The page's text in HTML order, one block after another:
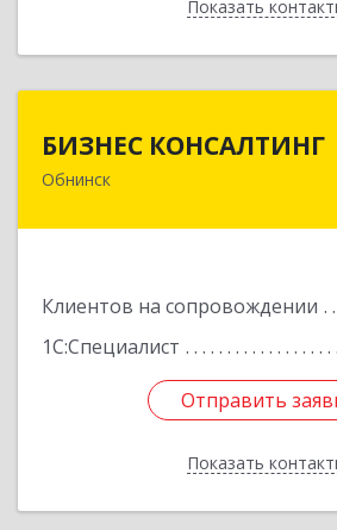
ПоказатьНазад
БИЗНЕС КОНСАЛТИНГ
Обнинск
Клиентов на сопровождении
1С:Специалист
Отправить
Показать
249032, Калужская обл, Обнинск
Отправить
Назад